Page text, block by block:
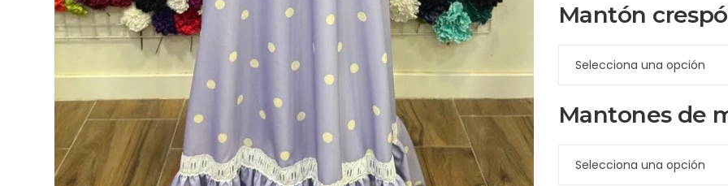
Mantón
Mantones de